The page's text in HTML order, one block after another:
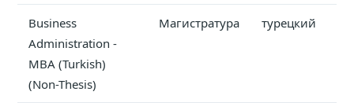
Business
Administration -
MBA (Turkish)
(Non-Thesis)
Магистратура турецкий